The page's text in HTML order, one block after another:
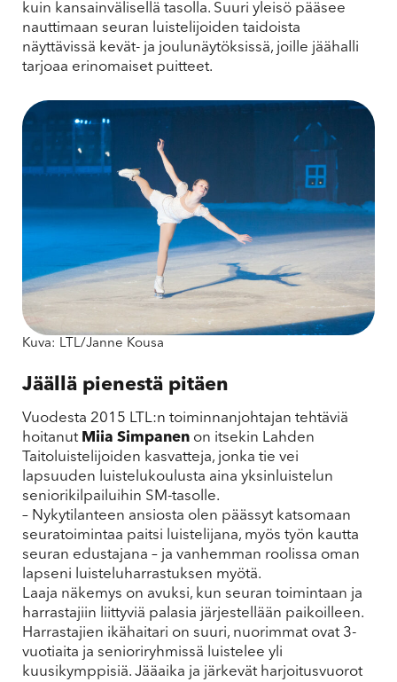
kuin kansainvälisellä tasolla. Suuri yleisö pääsee
nauttimaan seuran luistelijoiden taidoista
näyttävissä kevät- ja joulunäytöksissä, joille jäähalli
tarjoaa erinomaiset puitteet.
Kuva: LTL/Janne Kousa
Jäällä pienestä pitäen
Vuodesta 2015 LTL:n toiminnanjohtajan tehtäviä
hoitanut Miia Simpanen on itsekin Lahden
Taitoluistelijoiden kasvatteja, jonka tie vei
lapsuuden luistelukoulusta aina yksinluistelun
seniorikilpailuihin SM-tasolle.
– Nykytilanteen ansiosta olen päässyt katsomaan
seuratoimintaa paitsi luistelijana, myös työn kautta
seuran edustajana – ja vanhemman roolissa oman
lapseni luisteluharrastuksen myötä.
Laaja näkemys on avuksi, kun seuran toimintaan ja
harrastajiin liittyviä palasia järjestellään paikoilleen.
Harrastajien ikähaitari on suuri, nuorimmat ovat 3-
vuotiaita ja senioriryhmissä luistelee yli
kuusikymppisiä. Jääaika ja järkevät harjoitusvuorot